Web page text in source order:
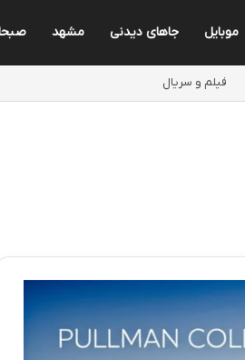
موبایل جاهای دیدنی مشهد
فیلم و سریال